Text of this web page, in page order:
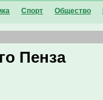
Спорт Общество
Пенза